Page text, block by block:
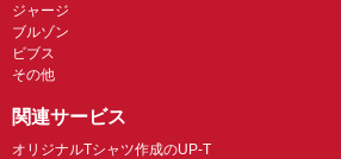
ジャージ
ブルゾン
ビブス
その他
関連サービス
オリジナルTシャツ作成のUP-T